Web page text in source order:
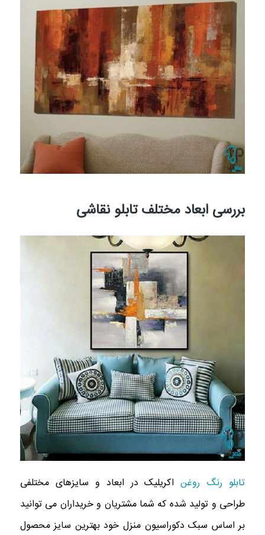
بررسی ابعاد مختلف تابلو نقاشی
تابلو رنگ روغناکریلیک در ابعاد و سایزهای مختلفی
طراحی و تولید شده که شما مشتریان و خریداران می توانید
بر اساس سبک دکوراسیون منزل خود بهترین سایز محصول